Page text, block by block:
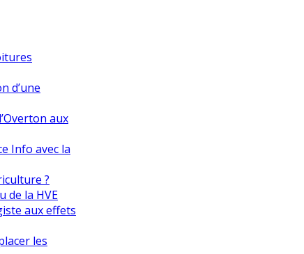
d’une
aux
Info avec la
?
de la HVE
aux effets
les